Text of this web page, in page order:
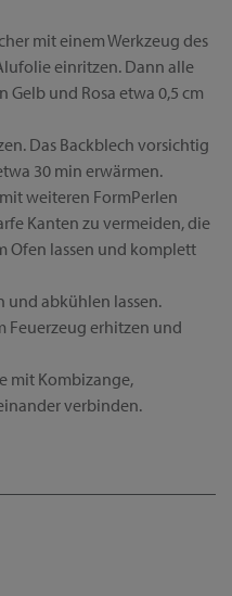
mit einem Werkzeug des
einritzen. Dann alle
Gelb und Rosa etwa 0,5 cm
Das Backblech vorsichtig
30 min erwärmen.
weiteren FormPerlen
Kanten zu vermeiden, die
Ofen lassen und komplett
und abkühlen lassen.
Feuerzeug erhitzen und
mit Kombizange,
verbinden.